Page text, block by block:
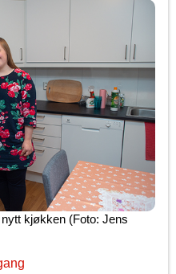
kjøkken (Foto: Jens